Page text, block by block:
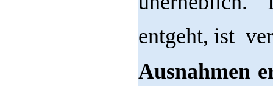
entgeht, ist
Ausnahmen